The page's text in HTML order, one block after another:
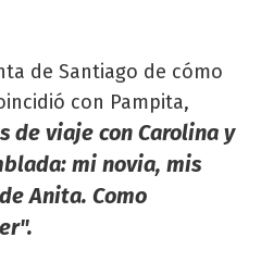
de Santiago de cómo
con Pampita,
de viaje con Carolina y
mi novia, mis
Anita. Como